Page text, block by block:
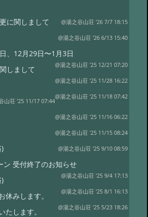
に関しまして @湯之谷山荘 '26 7/7 18:15
@湯之谷山荘 '26 6/13 15:40
、12月29日〜1月3日
@湯之谷山荘 '25 12/21 07:20
しまして
@湯之谷山荘 '25 11/28 16:22
@湯之谷山荘 '25 11/18 07:42
山荘 '25 11/17 07:44
@湯之谷山荘 '25 11/16 06:22
@湯之谷山荘 '25 11/15 08:24
@湯之谷山荘 '25 9/10 08:59
ン 受付終了のお知らせ
@湯之谷山荘 '25 9/4 17:13
@湯之谷山荘 '25 8/1 16:13
みします。
@湯之谷山荘 '25 5/23 18:26
します。